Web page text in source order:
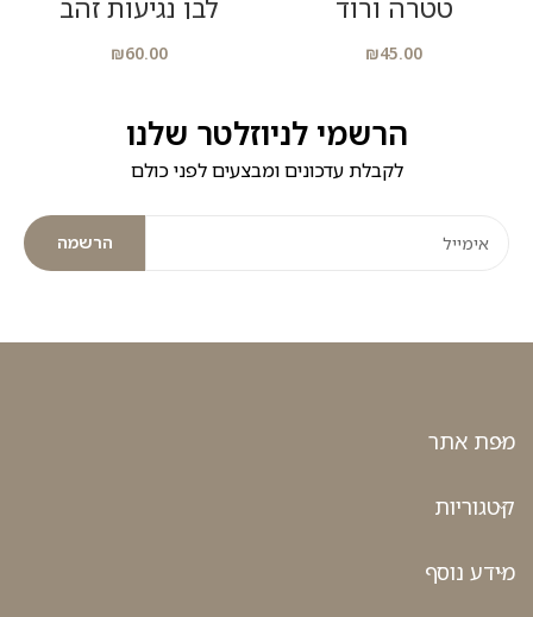
טטרה ורוד
₪45.00
לבן נגיעות זהב
₪60.00
הרשמי לניוזלטר שלנו
לקבלת עדכונים ומבצעים לפני כולם
הרשמה
מפת אתר
קטגוריות
מידע נוסף